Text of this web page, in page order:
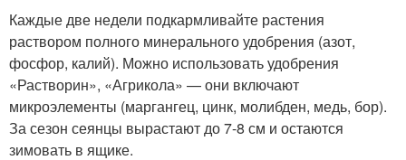
Каждые две недели подкармливайте растения
раствором полного минерального удобрения (азот,
фосфор, калий). Можно использовать удобрения
«Растворин», «Агрикола» — они включают
микроэлементы (маргангец, цинк, молибден, медь, бор).
За сезон сеянцы вырастают до 7-8 см и остаются
зимовать в ящике.